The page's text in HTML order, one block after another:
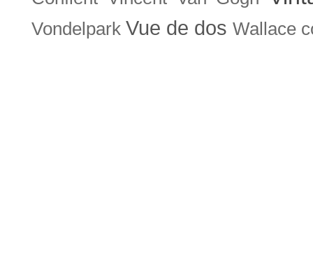
Vondelpark Vue de dos Wallace